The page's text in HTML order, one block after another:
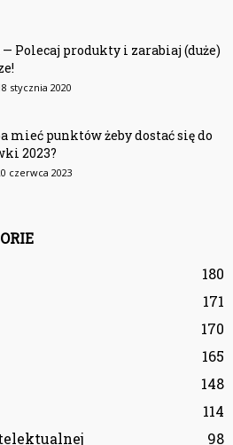
Polecaj produkty i zarabiaj (duże)
stycznia 2020
mieć punktów żeby dostać się do
2023?
czerwca 2023
180
171
170
165
148
114
98